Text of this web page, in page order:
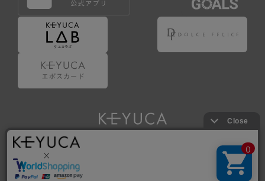
4.会員登録が取り消された場合においても、当該会員は、
弊社とのお取引等により既に発生した支払義務等の取引上
の義務および本規約上の義務の履行責任を免れないものと
します。
5.仮登録とは、ケユカが提供するアプリ等でサービスを利
用するための簡易的な会員登録（以下「仮登録」といいま
6.仮登録をすることで、第9条のポイント付与を受けるこ
とができます。
7.仮登録状態はポイントの利用は行えず、第3条1項の通り
に登録完了することでポイント利用が行えるようになりま
す。
Copyright © KAWAJUN Co., Ltd. All Rights Reserved.